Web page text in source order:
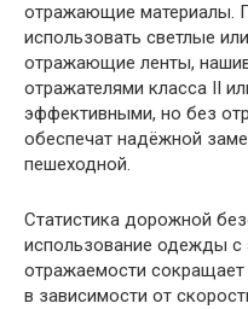
отражающие материалы.
использовать светлые
отражающие ленты,
отражателями класса II
эффективными, но без
обеспечат надёжной
пешеходной.
Статистика дорожной
использование одежды
отражаемости сокращает
в зависимости от